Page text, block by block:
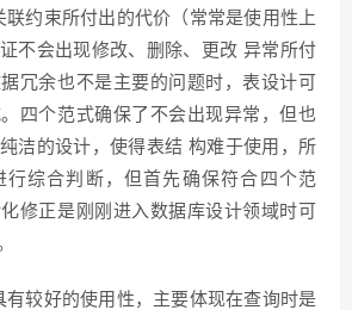
联约束所付出的代价（常常是使用性上
不会出现修改、删除、更改 异常所付
冗余也不是主要的问题时，表设计可
四个范式确保了不会出现异常，但也
洁的设计，使得表结 构难于使用，所
行综合判断，但首先确保符合四个范
修正是刚刚进入数据库设计领域时可
有较好的使用性，主要体现在查询时是